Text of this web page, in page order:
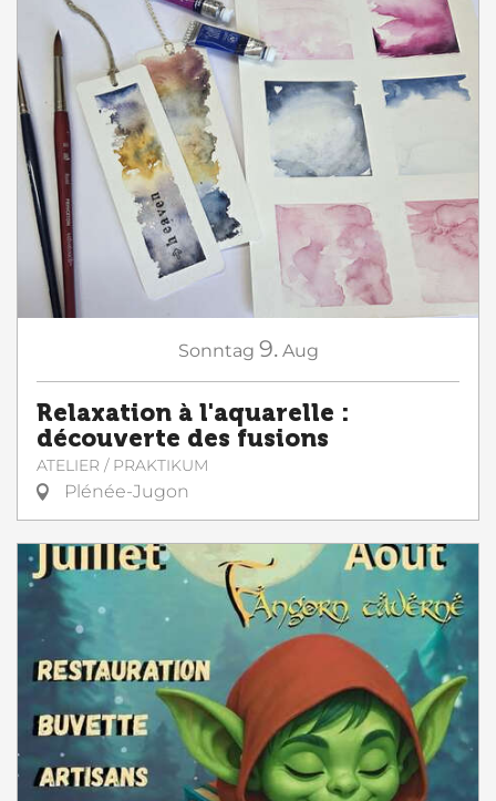
Sonntag 9. Aug
Relaxation à l'aquarelle :
découverte des fusions
ATELIER / PRAKTIKUM
Plénée-Jugon